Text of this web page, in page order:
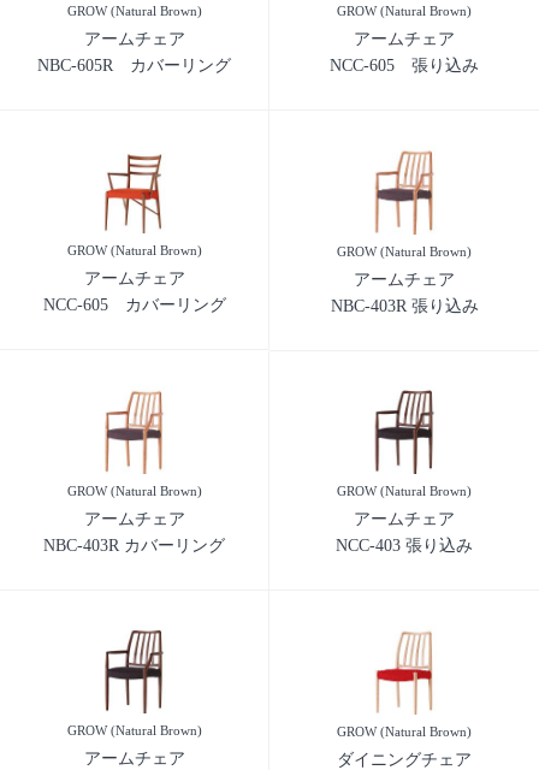
GROW (Natural Brown)
アームチェア
NBC-605R カバーリング
GROW (Natural Brown)
アームチェア
NCC-605 張り込み
GROW (Natural Brown)
アームチェア
NCC-605 カバーリング
GROW (Natural Brown)
アームチェア
NBC-403R 張り込み
GROW (Natural Brown)
アームチェア
NBC-403R カバーリング
GROW (Natural Brown)
アームチェア
NCC-403 張り込み
GROW (Natural Brown)
アームチェア
GROW (Natural Brown)
ダイニングチェア